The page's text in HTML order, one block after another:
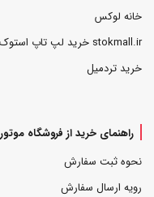
خانه لوکس
stokmall.ir خرید لپ تاپ استوک
خرید تردمیل
راهنمای خرید از فروشگاه
نحوه ثبت سفارش
رویه ارسال سفارش